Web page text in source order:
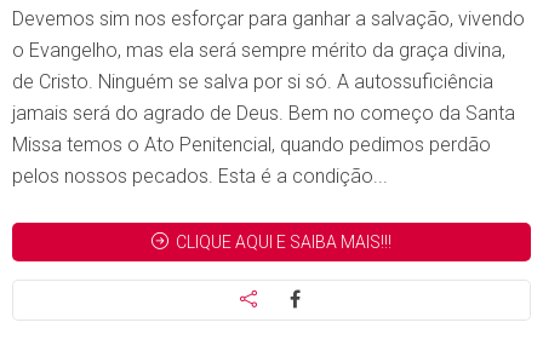
Devemos sim nos esforçar para ganhar a salvação, vivendo
o Evangelho, mas ela será sempre mérito da graça divina,
de Cristo. Ninguém se salva por si só. A autossuficiência
jamais será do agrado de Deus. Bem no começo da Santa
Missa temos o Ato Penitencial, quando pedimos perdão
pelos nossos pecados. Esta é a condição...
CLIQUE AQUI E SAIBA MAIS!!!